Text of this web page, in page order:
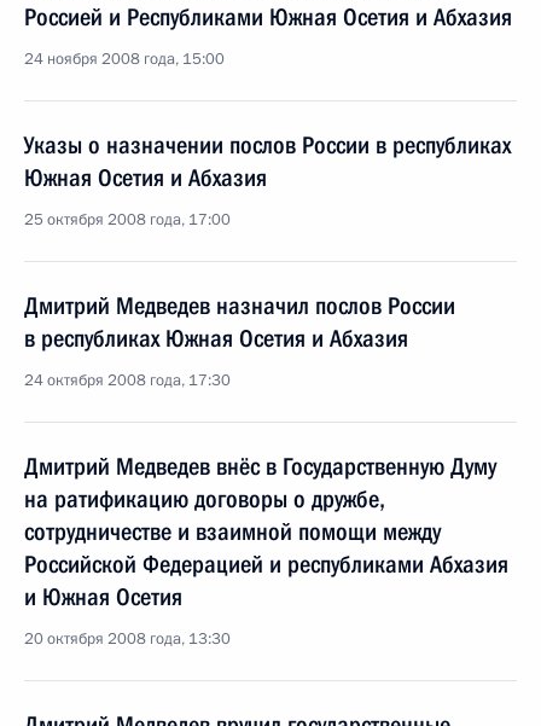
Россией и Республиками Южная Осетия и Абхазия
24 ноября 2008 года, 15:00
Указы о назначении послов России в республиках
Южная Осетия и Абхазия
25 октября 2008 года, 17:00
Дмитрий Медведев назначил послов России
в республиках Южная Осетия и Абхазия
24 октября 2008 года, 17:30
Дмитрий Медведев внёс в Государственную Думу
на ратификацию договоры о дружбе,
сотрудничестве и взаимной помощи между
Российской Федерацией и республиками Абхазия
и Южная Осетия
20 октября 2008 года, 13:30